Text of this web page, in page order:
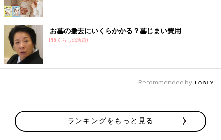
お墓の撤去にいくらかかる？墓じまい費用
PR(くらしの話題)
Recommended by
ランキングをもっと見る